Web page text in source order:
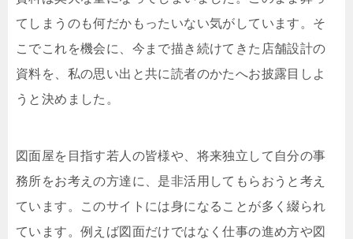
てしまうのも何だかもったいない気がしています。そ
こでこれを機会に、今まで描き続けてきた店舗設計の
資料を、私の思い出と共に読者のかたへお披露目しよ
うと決めました。
図面屋を目指す若人の皆様や、将来独立して自分の事
務所をお考えの方達に、是非活用してもらおうと考え
ています。このサイトには身になることが多く綴られ
ています。例えば図面だけではなく仕事の進め方や図